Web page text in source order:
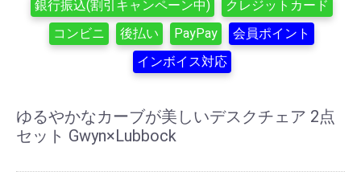
銀行振込(割引キャンペーン中)
クレジットカード
コンビニ
後払い PayPay
会員ポイント
インボイス対応
ゆるやかなカーブが美しいデスクチェア 2点
セット Gwyn×Lubbock